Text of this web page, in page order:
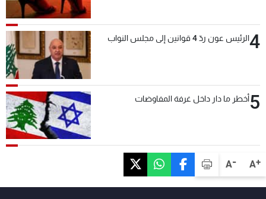
A+
A-
4الرئيس عون ردّ 4 قوانين إلى مجلس النواب
5أخطر ما دار داخل غرفة المفاوضات